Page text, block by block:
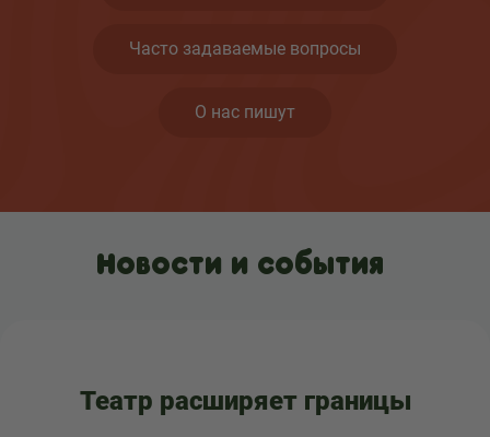
Часто задаваемые вопросы
О нас пишут
Новости и события
Театр расширяет границы